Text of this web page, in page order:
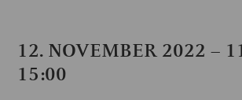
12. NOVEMBER 2022 –
15:00